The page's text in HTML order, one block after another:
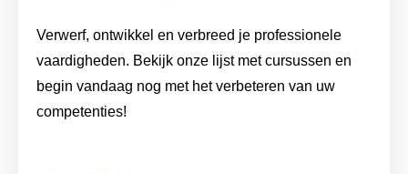
Verwerf, ontwikkel en verbreed je professionele
vaardigheden. Bekijk onze lijst met cursussen en
begin vandaag nog met het verbeteren van uw
competenties!